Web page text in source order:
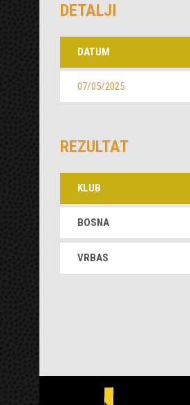
DETALJI
DATUM
07/05/2025
REZULTAT
KLUB
BOSNA
VRBAS